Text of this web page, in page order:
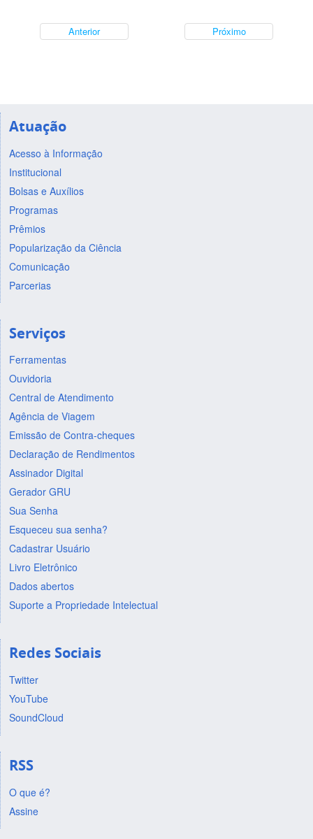
Anterior Próximo
Atuação
Acesso à Informação
Institucional
Bolsas e Auxílios
Programas
Prêmios
Popularização da Ciência
Comunicação
Parcerias
Serviços
Ferramentas
Ouvidoria
Central de Atendimento
Agência de Viagem
Emissão de Contra-cheques
Declaração de Rendimentos
Assinador Digital
Gerador GRU
Sua Senha
Esqueceu sua senha?
Cadastrar Usuário
Livro Eletrônico
Dados abertos
Suporte a Propriedade Intelectual
Redes Sociais
Twitter
YouTube
SoundCloud
RSS
O que é?
Assine